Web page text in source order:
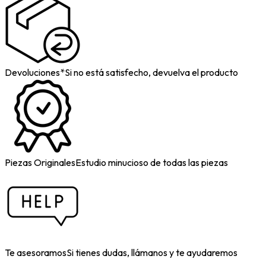
Devoluciones*Si no está satisfecho, devuelva el producto
Piezas OriginalesEstudio minucioso de todas las piezas
Te asesoramosSi tienes dudas, llámanos y te ayudaremos